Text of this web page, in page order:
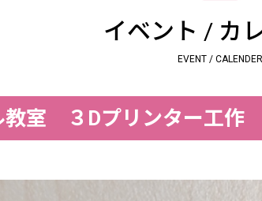
イベント / カ
EVENT / CALENDER
教室 ３Dプリンター工作